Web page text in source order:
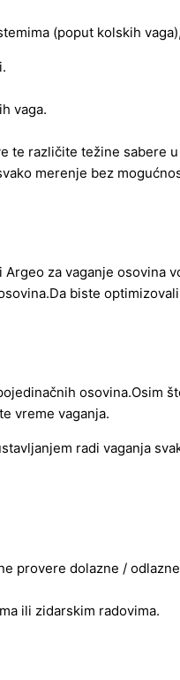
(poput kolskih
vaga.
te različite težine sabere
merenje bez
za vaganje
biste
vreme vaganja.
radi vaganja
provere dolazne /
ili zidarskim radovima.